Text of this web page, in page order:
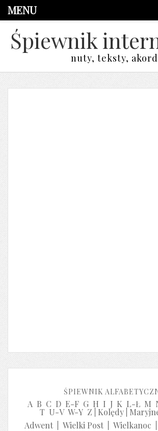
MENU
Śpiewnik
nuty, teksty,
ŚPIEWNIK
A B C D E-F G H I J K L-Ł M
T U-V W-Y Z Kolędy
Adwent| Wielki Post| Wielkanoc